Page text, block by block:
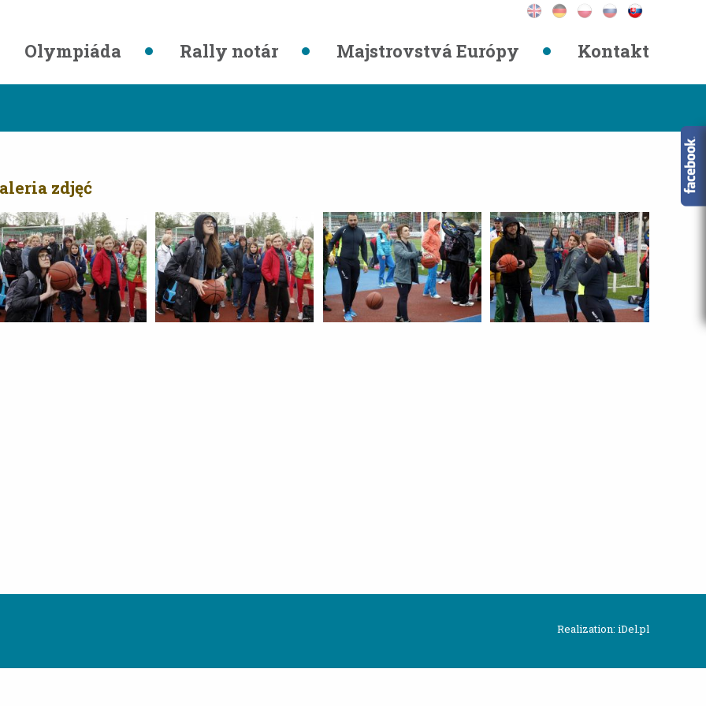
Olympiáda Rally notár Majstrovstvá Európy Kontakt
zdjęć
Realization: iDel.pl